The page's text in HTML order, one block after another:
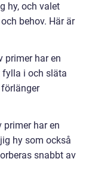
hy, och valet
behov. Här är
primer har en
i och släta
primer har en
hy som också
snabbt av